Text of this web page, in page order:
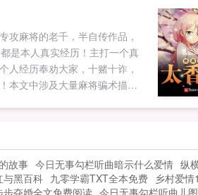
攻麻将的老千，半自传作品，
是本人真实经历！主打一个真
人经历奉劝大家，十赌十诈，
本文中涉及大量麻将骗术描
故事 今日无事勾栏听曲暗示什么爱情 纵
与黑百科 九零学霸TXT全本免费 乡村爱
步夺婚全文免费阅读 今日无事勾栏听曲儿